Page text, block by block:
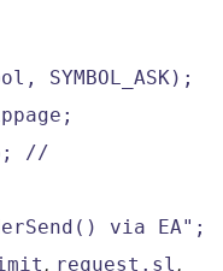
SYMBOL_ASK);
//
via EA";
, request.sl ,